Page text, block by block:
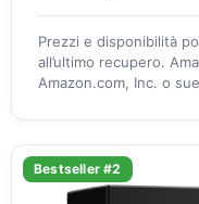
Prezzi e disponibilità
all’ultimo recupero.
Amazon.com, Inc. o
Bestseller #2